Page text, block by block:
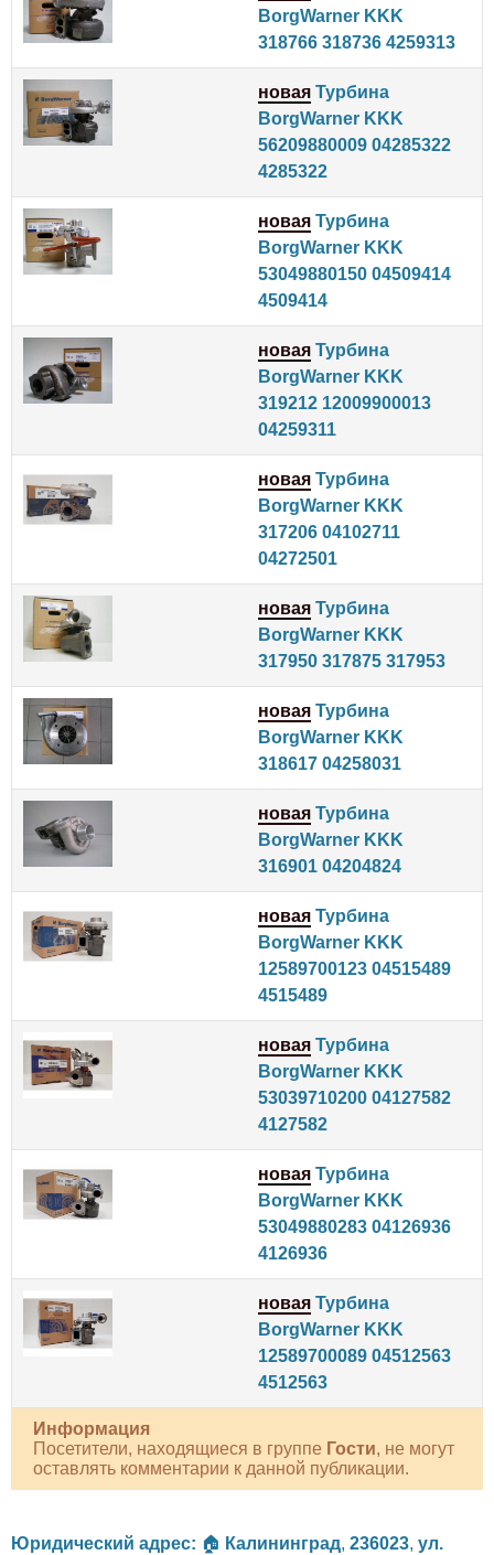
BorgWarner KKK
318766 318736 4259313
новая Турбина
BorgWarner KKK
56209880009 04285322
4285322
новая Турбина
BorgWarner KKK
53049880150 04509414
4509414
новая Турбина
BorgWarner KKK
319212 12009900013
04259311
новая Турбина
BorgWarner KKK
317206 04102711
04272501
новая Турбина
BorgWarner KKK
317950 317875 317953
новая Турбина
BorgWarner KKK
318617 04258031
новая Турбина
BorgWarner KKK
316901 04204824
новая Турбина
BorgWarner KKK
12589700123 04515489
4515489
новая Турбина
BorgWarner KKK
53039710200 04127582
4127582
новая Турбина
BorgWarner KKK
53049880283 04126936
4126936
новая Турбина
BorgWarner KKK
12589700089 04512563
4512563
Информация
Посетители, находящиеся в группе Гости, не могут
оставлять комментарии к данной публикации.
Юридический адрес: 🏠 Калининград, 236023, ул.